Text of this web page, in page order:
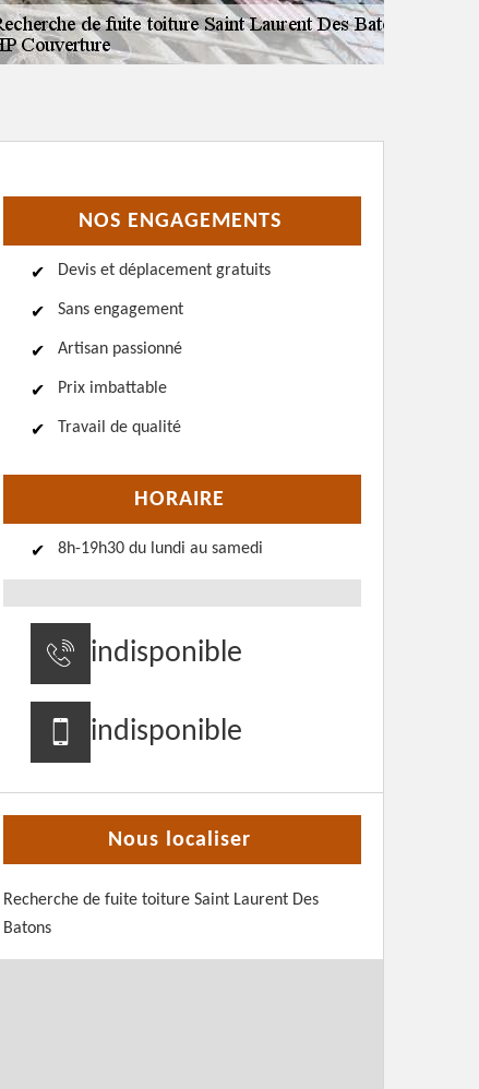
NOS ENGAGEMENTS
Devis et déplacement gratuits
Sans engagement
Artisan passionné
Prix imbattable
Travail de qualité
HORAIRE
8h-19h30 du lundi au samedi
indisponible
indisponible
Nous localiser
Recherche de fuite toiture Saint Laurent Des
Batons